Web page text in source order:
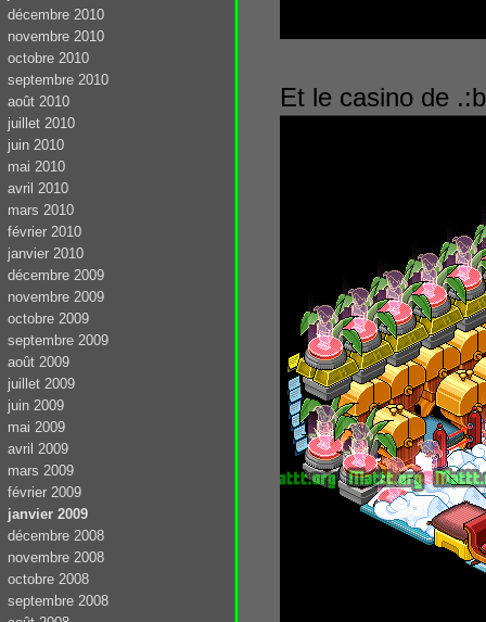
Et le casino de
décembre 2010
novembre 2010
octobre 2010
septembre 2010
août 2010
juillet 2010
juin 2010
mai 2010
avril 2010
mars 2010
février 2010
janvier 2010
décembre 2009
novembre 2009
octobre 2009
septembre 2009
août 2009
juillet 2009
juin 2009
mai 2009
avril 2009
mars 2009
février 2009
janvier 2009
décembre 2008
novembre 2008
octobre 2008
septembre 2008